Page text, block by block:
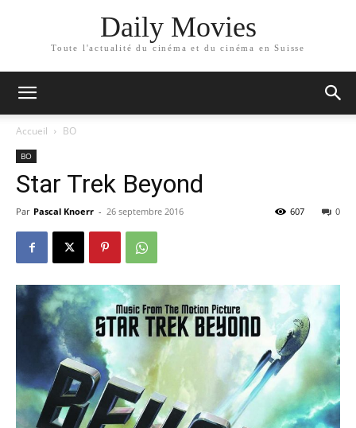
Daily Movies
Toute l'actualité du cinéma et du cinéma en Suisse
Accueil BO
BO
Star Trek Beyond
Par Pascal Knoerr - 26 septembre 2016 0
607